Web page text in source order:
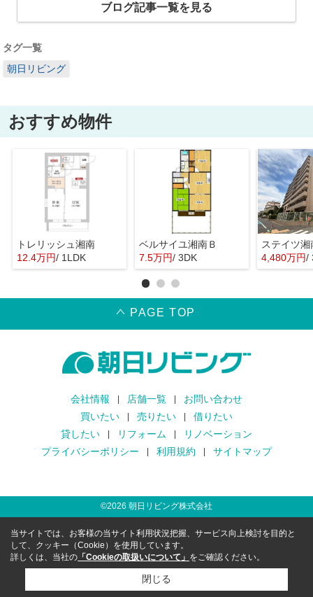
ブログ記事一覧を見る
タグ一覧
朝日リビング
おすすめ物件
トレリッシュ湘南
12.4万円/ 1LDK
ベルサイユ湘南Ｂ
7.5万円/ 3DK
ステイツ湘
4,480万円/
PAGE TOP
会社情報 店舗一覧
お問い合わせ
買いたい
売りたい
借りたい
貸したい
リフォーム
リノベーション
プライバシーポリシー
利用規約 サイトマップ
©2026 朝日リビング株式会社
当サイトでは、お客様の当サイト利用状況把握、サービス向上検討を目的と
して、クッキー（Cookie）を使用しています。
詳しくは、当社の 「Cookieの取扱いについて」 をご確認ください。
閉じる